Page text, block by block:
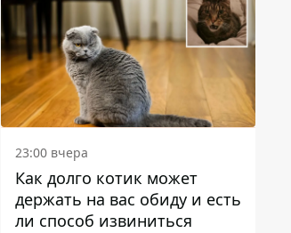
23:00 вчера
Как долго котик может
держать на вас обиду и есть
ли способ извиниться